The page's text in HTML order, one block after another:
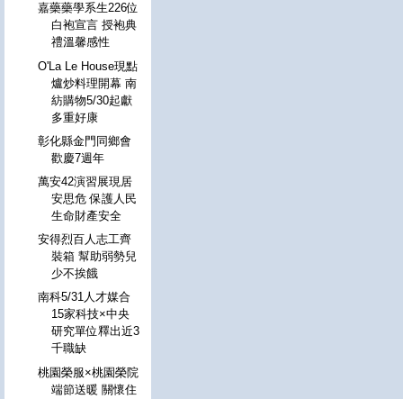
嘉藥藥學系生226位
白袍宣言 授袍典
禮溫馨感性
O'La Le House現點
爐炒料理開幕 南
紡購物5/30起獻
多重好康
彰化縣金門同鄉會
歡慶7週年
萬安42演習展現居
安思危 保護人民
生命財產安全
安得烈百人志工齊
裝箱 幫助弱勢兒
少不挨餓
南科5/31人才媒合
15家科技×中央
研究單位釋出近3
千職缺
桃園榮服×桃園榮院
端節送暖 關懷住